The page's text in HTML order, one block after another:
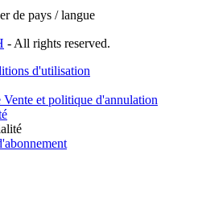
de pays / langue
- All rights reserved.
d'utilisation
et politique d'annulation